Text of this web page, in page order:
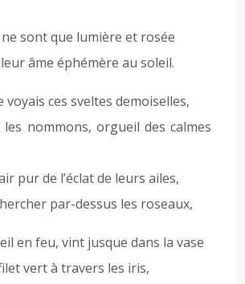
sont que lumière et rosée
âme éphémère au soleil.
voyais ces sveltes demoiselles,
les nommons, orgueil des calmes
pur de l’éclat de leurs ailes,
par-dessus les roseaux,
en feu, vint jusque dans la vase
vert à travers les iris,